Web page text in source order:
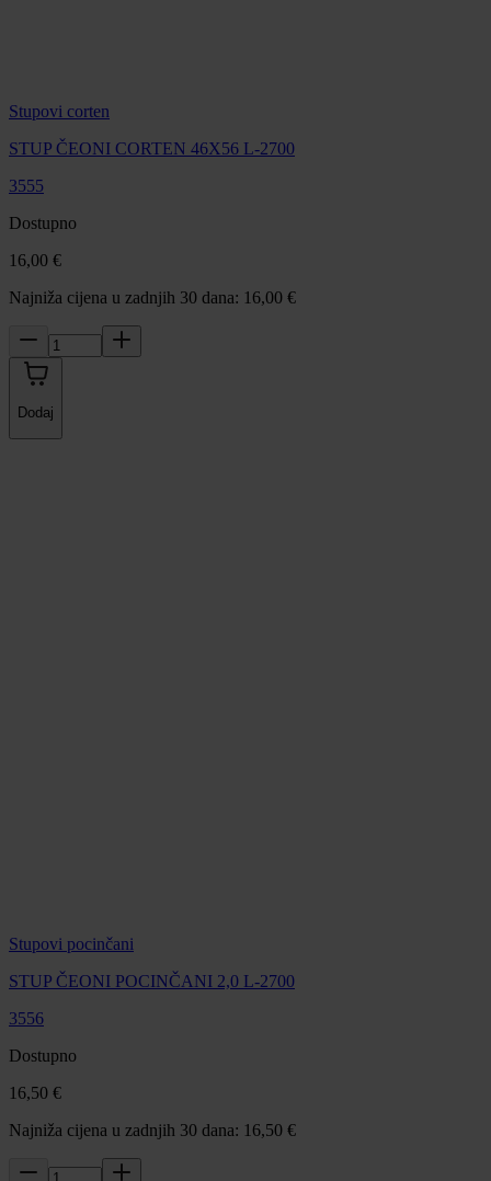
Stupovi corten
STUP ČEONI CORTEN 46X56 L-2700
3555
Dostupno
16,00 €
Najniža cijena u zadnjih 30 dana: 16,00 €
Dodaj
Stupovi pocinčani
STUP ČEONI POCINČANI 2,0 L-2700
3556
Dostupno
16,50 €
Najniža cijena u zadnjih 30 dana: 16,50 €